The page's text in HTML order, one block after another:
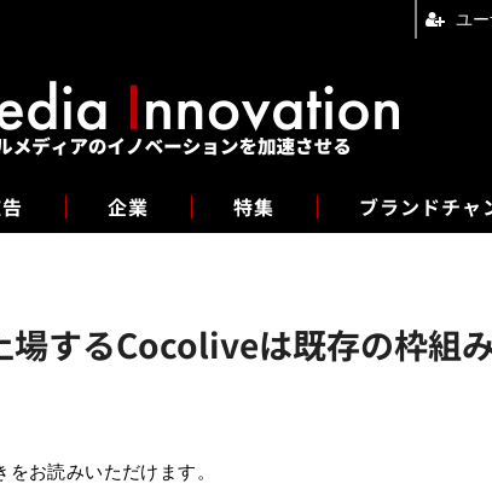
企業 特集 ブランドチャ
フォーエ
場するCocoliveは既存の枠組
お読みいただけます。
ユ